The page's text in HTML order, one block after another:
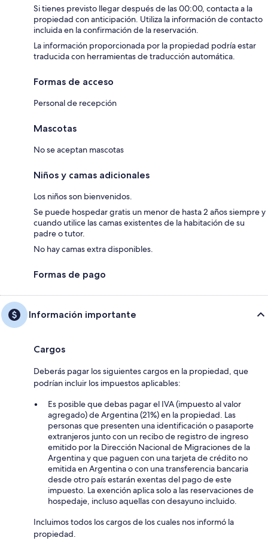
Si tienes previsto llegar después de las 00:00, contacta a la
propiedad con anticipación. Utiliza la información de contacto
incluida en la confirmación de la reservación.
La información proporcionada por la propiedad podría estar
traducida con herramientas de traducción automática.
Formas de acceso
Personal de recepción
Mascotas
No se aceptan mascotas
Niños y camas adicionales
Los niños son bienvenidos.
Se puede hospedar gratis un menor de hasta 2 años siempre y
cuando utilice las camas existentes de la habitación de su
padre o tutor.
No hay camas extra disponibles.
Formas de pago
Información importante
Cargos
Deberás pagar los siguientes cargos en la propiedad, que
podrían incluir los impuestos aplicables:
Es posible que debas pagar el IVA (impuesto al valor
agregado) de Argentina (21%) en la propiedad. Las
personas que presenten una identificación o pasaporte
extranjeros junto con un recibo de registro de ingreso
emitido por la Dirección Nacional de Migraciones de la
Argentina y que paguen con una tarjeta de crédito no
emitida en Argentina o con una transferencia bancaria
desde otro país estarán exentas del pago de este
impuesto. La exención aplica solo a las reservaciones de
hospedaje, incluso aquellas con desayuno incluido.
Incluimos todos los cargos de los cuales nos informó la
propiedad.